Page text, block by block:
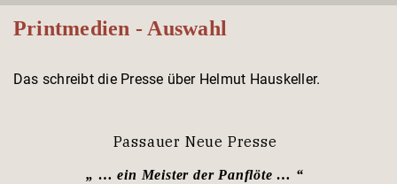
Printmedien - Auswahl
Das schreibt die Presse über Helmut Hauskeller.
Passauer Neue Presse
„ … ein Meister der Panflöte … “